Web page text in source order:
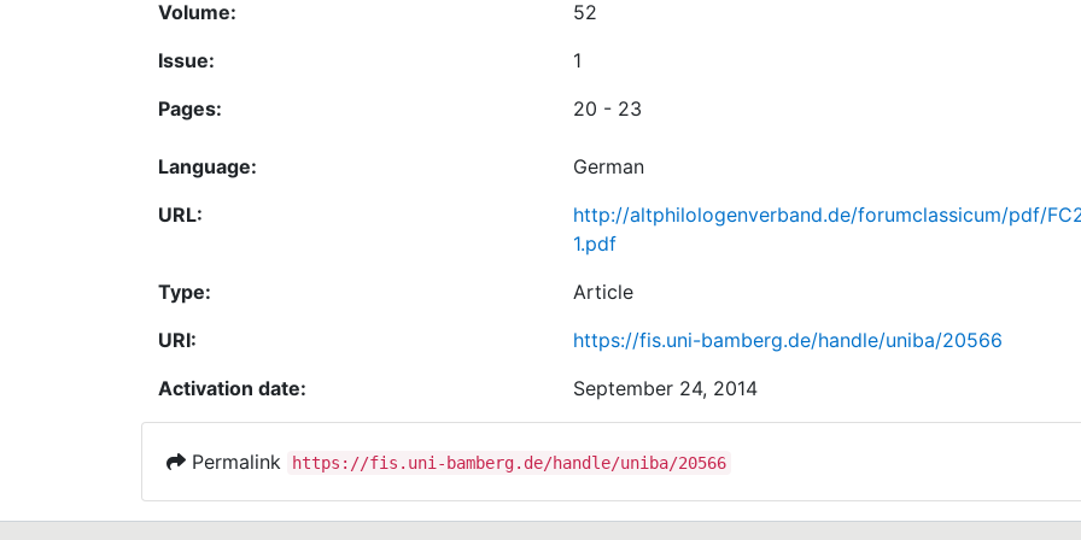
Volume:
52
Issue:
1
Pages:
20 - 23
Language:
German
URL:
http://altphilologenverband.de/forumclassicum/pdf/
1.pdf
Type:
Article
URI:
https://fis.uni-bamberg.de/handle/uniba/20566
Activation date:
September 24, 2014
Permalink https://fis.uni-bamberg.de/handle/uniba/20566